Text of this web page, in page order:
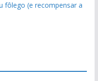
fôlego (e recompensar a